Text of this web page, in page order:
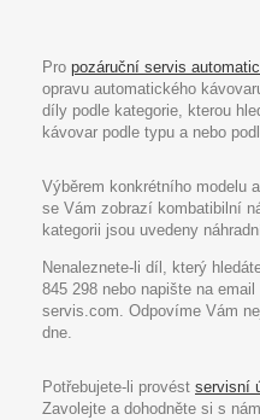
Pro pozáruční servis
opravu automatického
díly podle kategorie, kterou
kávovar podle typu a nebo
Výběrem konkrétního modelu
se Vám zobrazí kombatibilní
kategorii jsou uvedeny
Nenaleznete-li díl, který
845 298 nebo napište na
servis.com. Odpovíme Vám
dne.
Potřebujete-li provést servisní
Zavolejte a dohodněte si s